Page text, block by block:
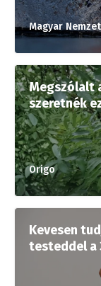
Magyar Nemzet
Megszólalt
szeretnék
Origo
Kevesen
testeddel a